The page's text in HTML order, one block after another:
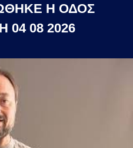
Η ΟΔΟΣ
08 2026